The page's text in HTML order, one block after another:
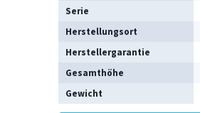
Serie
Herstellungsort
Herstellergarantie
Gesamthöhe
Gewicht